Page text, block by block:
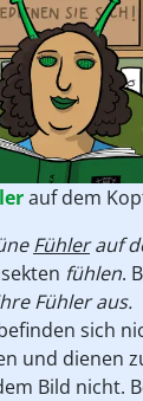
auf dem
Fühlerauf
fühlen.
Fühler aus.
sich
und dienen
Bild nicht.